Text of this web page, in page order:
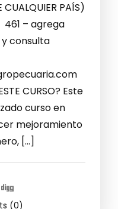
CUALQUIER PAÍS)
461 – agrega
consulta
CURSO? Este
curso en
mejoramiento
[…]
(0)